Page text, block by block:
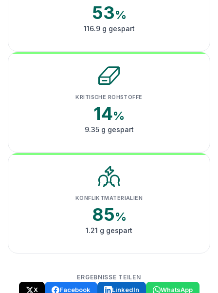
53%
116.9 g gespart
KRITISCHE ROHSTOFFE
14%
9.35 g gespart
KONFLIKTMATERIALIEN
85%
1.21 g gespart
ERGEBNISSE TEILEN
X Facebook LinkedIn
WhatsApp